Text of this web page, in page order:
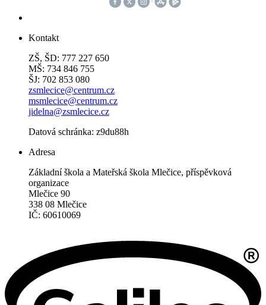
Kontakt
ZŠ, ŠD: 777 227 650
MŠ: 734 846 755
ŠJ: 702 853 080
zsmlecice@centrum.cz
msmlecice@centrum.cz
jidelna@zsmlecice.cz
Datová schránka: z9du88h
Adresa
Základní škola a Mateřská škola Mlečice, příspěvková
organizace
Mlečice 90
338 08 Mlečice
IČ: 60610069